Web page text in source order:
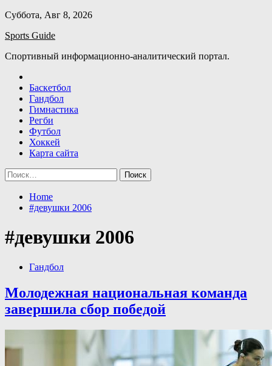
Skip
content
Суббота, Авг 8, 2026
Sports Guide
Спортивный информационно-аналитический портал.
Баскетбол
Гандбол
Гимнастика
Регби
Футбол
Хоккей
Карта сайта
Найти:
Home
#девушки 2006
#девушки 2006
Гандбол
Молодежная национальная команда
завершила сбор победой